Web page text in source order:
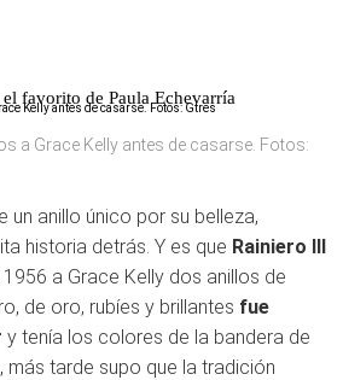
favorito de Paula Echevarría
a Grace Kelly antes de casarse. Fotos:
un anillo único por su belleza,
historia detrás. Y es que Rainiero III
a Grace Kelly dos anillos de
de oro, rubíes y brillantes fue
y tenía los colores de la bandera de
tarde supo que la tradición